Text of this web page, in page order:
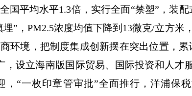
国平均水平1.3倍，实行全面“禁塑”，装
”，PM2.5浓度均值下降到13微克/立方米
环境，把制度集成创新摆在突出位置，累
设立海南版国际贸易、国际投资和人才
“一枚印章管审批”全面推行，洋浦保